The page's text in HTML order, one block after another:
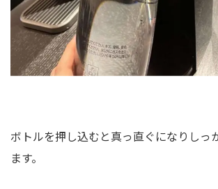
ボトルを押し込むと真っ直ぐになりしっ
ます。